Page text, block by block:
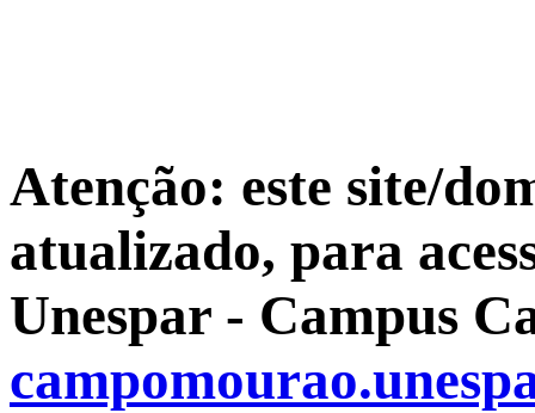
Atenção: este site/
atualizado, para
Unespar - Campus